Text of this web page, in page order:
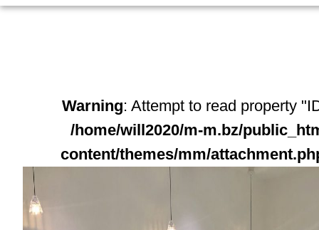
Warning: Attempt to read property
/home/will2020/m-m.bz/
content/themes/mm/